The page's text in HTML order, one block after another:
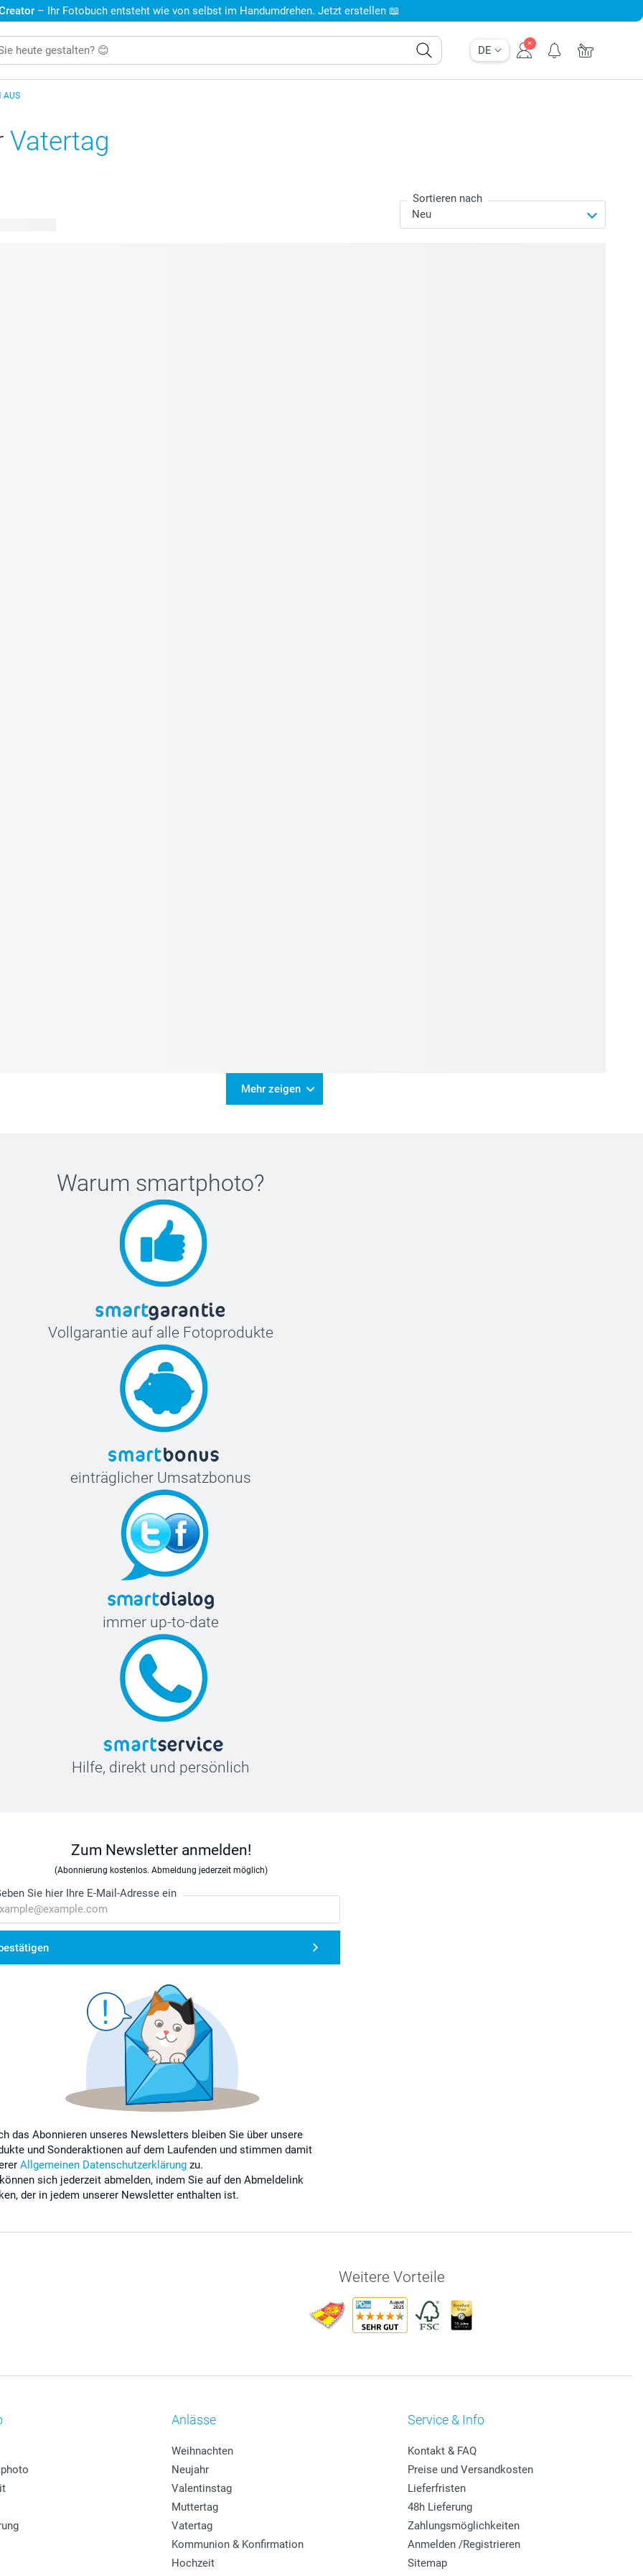
DE
– Ihr Fotobuch entsteht wie von selbst im Handumdrehen. Jetzt erstellen 📖
AUS
Vatertag
Sortieren nach
Mehr zeigen
Warum smartphoto?
Vollgarantie auf alle Fotoprodukte
einträglicher Umsatzbonus
immer up-to-date
Hilfe, direkt und persönlich
Zum Newsletter anmelden!
(Abonnierung kostenlos. Abmeldung jederzeit möglich)
Sie hier Ihre E-Mail-Adresse ein
das Abonnieren unseres Newsletters bleiben Sie über unsere
und Sonderaktionen auf dem Laufenden und stimmen damit
Allgemeinen Datenschutzerklärung zu.
sich jederzeit abmelden, indem Sie auf den Abmeldelink
der in jedem unserer Newsletter enthalten ist.
Weitere Vorteile
Anlässe
Weihnachten
Neujahr
Valentinstag
Muttertag
Vatertag
Kommunion & Konfirmation
Hochzeit
Service & Info
Kontakt & FAQ
Preise und Versandkosten
Lieferfristen
48h Lieferung
Zahlungsmöglichkeiten
Anmelden /Registrieren
Sitemap